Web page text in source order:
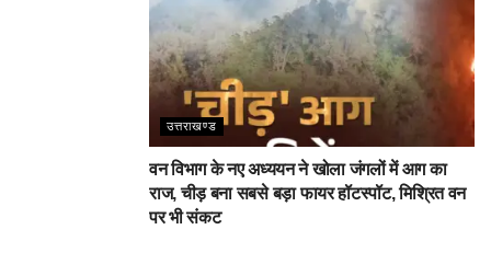
उत्तराखण्ड
वन विभाग के नए अध्ययन ने खोला जंगलों में आग का
राज, चीड़ बना सबसे बड़ा फायर हॉटस्पॉट, मिश्रित वन
पर भी संकट